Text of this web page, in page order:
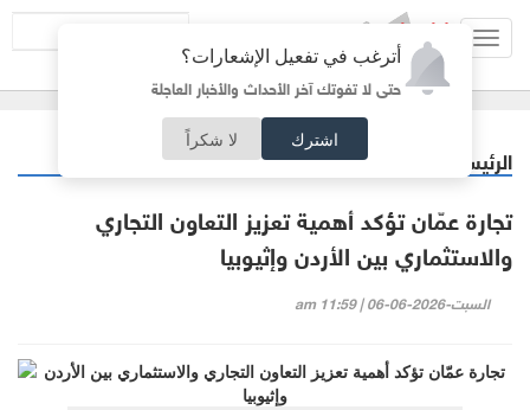
أترغب في تفعيل الإشعارات؟
حتى لا تفوتك آخر الأحداث والأخبار العاجلة
اشترك لا شكراً
الرئيسية
تجارة عمّان تؤكد أهمية تعزيز التعاون التجاري
والاستثماري بين الأردن وإثيوبيا
السبت-2026-06-06 | 11:59 am